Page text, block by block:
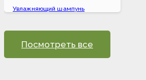
Увлажняющий шампунь
Посмотреть все